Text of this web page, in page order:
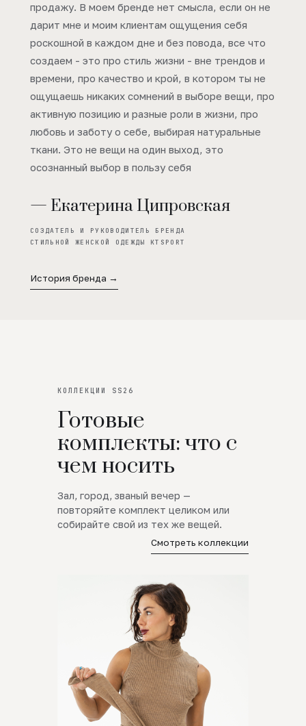
продажу. В моем бренде нет смысла, если он не
дарит мне и моим клиентам ощущения себя
роскошной в каждом дне и без повода, все что
создаем - это про стиль жизни - вне трендов и
времени, про качество и крой, в котором ты не
ощущаешь никаких сомнений в выборе вещи, про
активную позицию и разные роли в жизни, про
любовь и заботу о себе, выбирая натуральные
ткани. Это не вещи на один выход, это
осознанный выбор в пользу себя
— Екатерина Ципровская
СОЗДАТЕЛЬ И РУКОВОДИТЕЛЬ БРЕНДА
СТИЛЬНОЙ ЖЕНСКОЙ ОДЕЖДЫ KTSPORT
История бренда →
КОЛЛЕКЦИИ SS26
Готовые
комплекты: что с
чем носить
Зал, город, званый вечер —
повторяйте комплект целиком или
собирайте свой из тех же вещей.
Смотреть коллекции